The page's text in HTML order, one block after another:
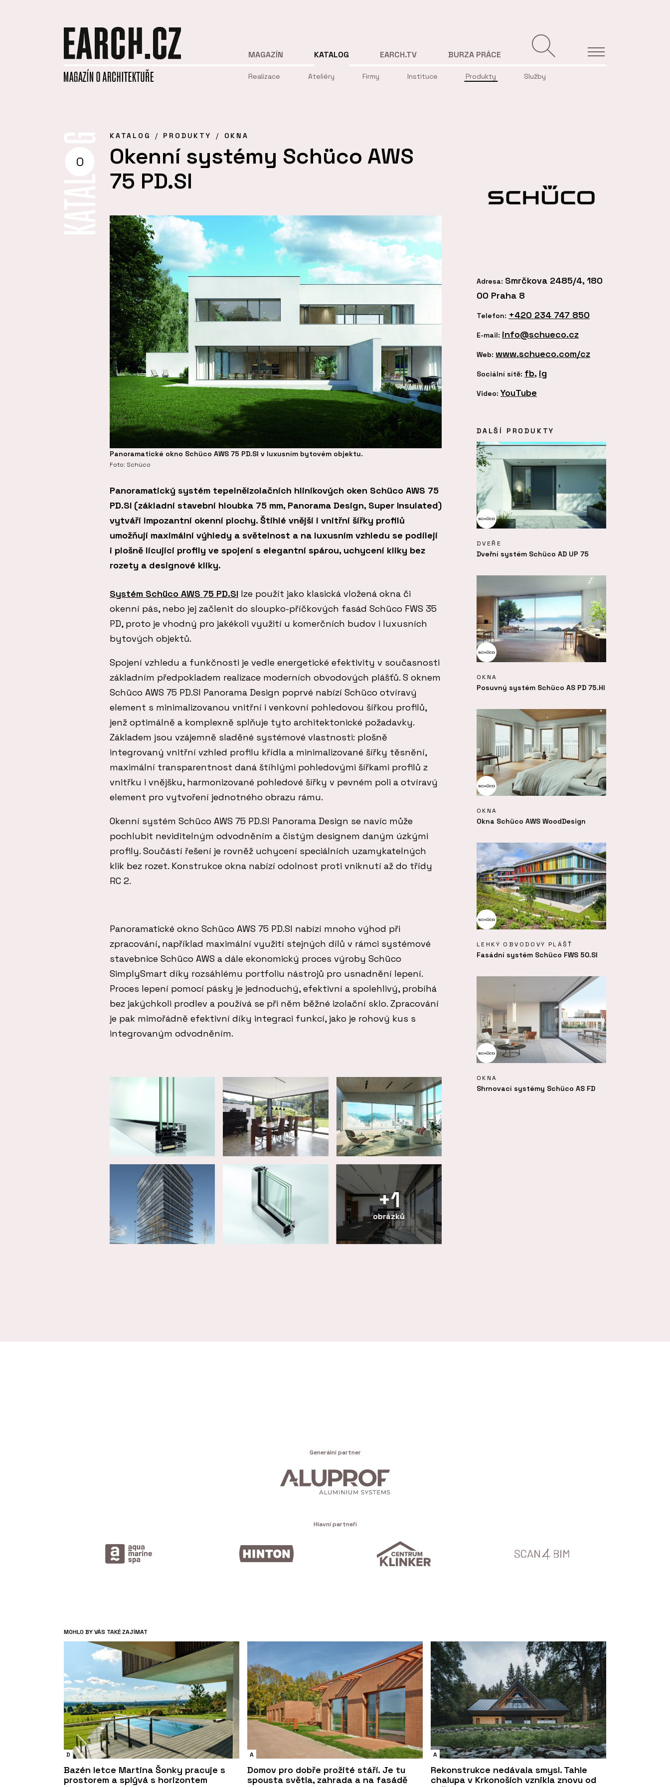
MAGAZÍN KATALOG
Realizace Ateliéry Firmy Instituce Produkty Služby
EARCH.TV BURZA PRÁCE
O
KATALOG PRODUKTY OKNA
Okenní systémy Schüco AWS
75 PD.SI
Panoramatické okno Schüco AWS 75 PD.SI v luxusním bytovém objektu.
Foto: Schüco
Panoramatický systém tepelněizolačních hliníkových oken Schüco AWS 75
PD.SI (základní stavební hloubka 75 mm, Panorama Design, Super Insulated)
vytváří impozantní okenní plochy. Štíhlé vnější i vnitřní šířky profilů
umožňují maximální výhledy a světelnost a na luxusním vzhledu se podílejí
i plošně lícující profily ve spojení s elegantní spárou, uchycení kliky bez
rozety a designové kliky.
Systém Schüco AWS 75 PD.SI lze použít jako klasická vložená okna či
okenní pás, nebo jej začlenit do sloupko-příčkových fasád Schüco FWS 35
PD, proto je vhodný pro jakékoli využití u komerčních budov i luxusních
bytových objektů.
Spojení vzhledu a funkčnosti je vedle energetické efektivity v současnosti
základním předpokladem realizace moderních obvodových plášťů. S oknem
Schüco AWS 75 PD.SI Panorama Design poprvé nabízí Schüco otvíravý
element s minimalizovanou vnitřní i venkovní pohledovou šířkou profilů,
jenž optimálně a komplexně splňuje tyto architektonické požadavky.
Základem jsou vzájemně sladěné systémové vlastnosti: plošně
integrovaný vnitřní vzhled profilu křídla a minimalizované šířky těsnění,
maximální transparentnost daná štíhlými pohledovými šířkami profilů z
vnitřku i vnějšku, harmonizované pohledové šířky v pevném poli a otvíravý
element pro vytvoření jednotného obrazu rámu.
Okenní systém Schüco AWS 75 PD.SI Panorama Design se navíc může
pochlubit neviditelným odvodněním a čistým designem daným úzkými
profily. Součástí řešení je rovněž uchycení speciálních uzamykatelných
klik bez rozet. Konstrukce okna nabízí odolnost proti vniknutí až do třídy
RC 2.
Panoramatické okno Schüco AWS 75 PD.SI nabízí mnoho výhod při
zpracování, například maximální využití stejných dílů v rámci systémové
stavebnice Schüco AWS a dále ekonomický proces výroby Schüco
SimplySmart díky rozsáhlému portfoliu nástrojů pro usnadnění lepení.
Proces lepení pomocí pásky je jednoduchý, efektivní a spolehlivý, probíhá
bez jakýchkoli prodlev a používá se při něm běžné izolační sklo. Zpracování
je pak mimořádně efektivní díky integraci funkcí, jako je rohový kus s
integrovaným odvodněním.
+1
obrázků
Adresa: Smrčkova 2485/4, 180
00 Praha 8
Telefon: +420 234 747 850
E-mail: info@schueco.cz
Web: www.schueco.com/cz
Sociální sítě: fb, ig
Video:YouTube
DALŠÍ PRODUKTY
DVEŘE
Dveřní systém Schüco AD UP 75
OKNA
Posuvný systém Schüco AS PD 75.HI
OKNA
Okna Schüco AWS WoodDesign
LEHKÝ OBVODOVÝ PLÁŠŤ
Fasádní systém Schüco FWS 50.SI
OKNA
Shrnovací systémy Schüco AS FD
Generální partner
Hlavní partneři
MOHLO BY VÁS TAKÉ ZAJÍMAT
D
Bazén letce Martina Šonky pracuje s
prostorem a splývá s horizontem
A
Domov pro dobře prožité stáří. Je tu
spousta světla, zahrada a na fasádě
A
Rekonstrukce nedávala smysl. Tahle
chalupa v Krkonoších vznikla znovu od